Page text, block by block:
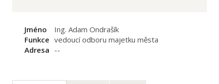
Jméno
Ing. Adam Ondrašík
Funkce vedoucí odboru majetku města
Adresa --